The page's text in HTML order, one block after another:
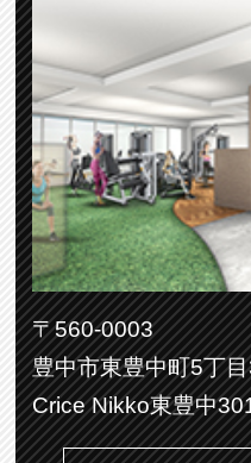
〒560-0003
豊中市東豊中町5丁
Crice Nikko東豊中